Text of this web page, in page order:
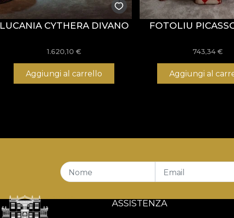
LUCANIA CYTHERA DIVANO
1.620,10€
Aggiungi al carrello
FOTOLIU
743,34 €
Aggiungi al
Nome Email
ASSISTENZA